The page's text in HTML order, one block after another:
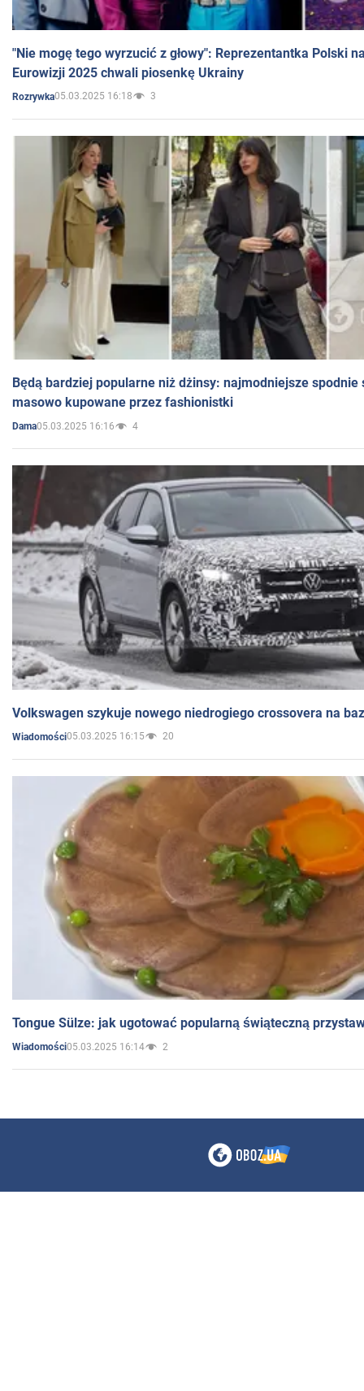
"Nie mogę tego wyrzucić z głowy": Reprezentantka Polski
Eurowizji 2025 chwali piosenkę Ukrainy
Rozrywka05.03.2025 16:18 3
Będą bardziej popularne niż dżinsy: najmodniejsze spodnie
masowo kupowane przez fashionistki
Dama05.03.2025 16:16 4
Volkswagen szykuje nowego niedrogiego crossovera na
Wiadomości05.03.2025 16:15 20
Tongue Sülze: jak ugotować popularną świąteczną
Wiadomości05.03.2025 16:14 2